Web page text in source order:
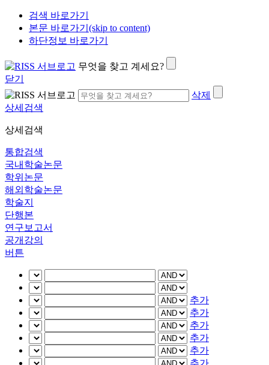
검색 바로가기
본문 바로가기(skip to content)
하단정보 바로가기
무엇을 찾고 계세요?
닫기
삭제
상세검색
상세검색
통합검색
국내학술논문
학위논문
해외학술논문
학술지
단행본
연구보고서
공개강의
버튼
추가
추가
추가
추가
추가
추가